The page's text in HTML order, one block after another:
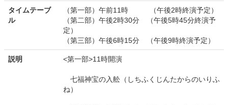
タイムテーブ
ル
（第一部）午前11時 （午後2時終演予定）
（第二部）午後2時30分 （午後5時45分終演予
定）
（第三部）午後6時15分 （午後9時終演予定）
説明 <第一部>11時開演
七福神宝の入舩（しちふくじんたからのいりふ
ね）